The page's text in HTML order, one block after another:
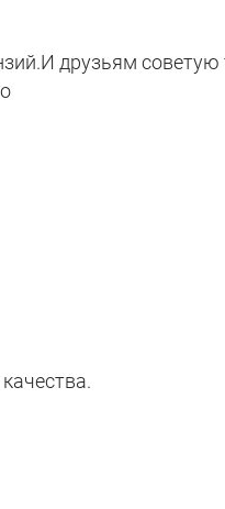
друзьям советую